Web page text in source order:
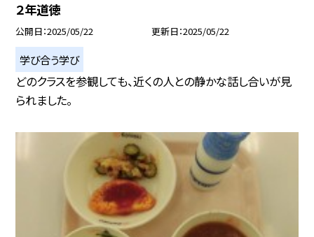
２年道徳
公開日 2025/05/22 更新日 2025/05/22
学び合う学び
どのクラスを参観しても、近くの人との静かな話し合いが見
られました。